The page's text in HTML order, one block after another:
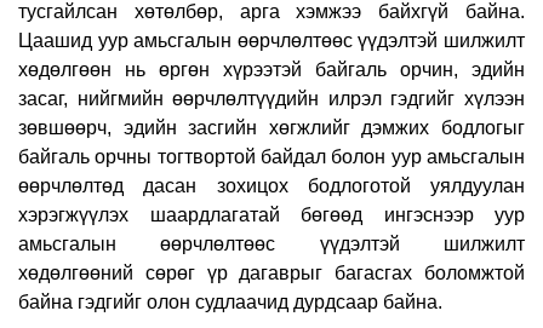
тусгайлсан хөтөлбөр, арга хэмжээ байхгүй байна.
Цаашид уур амьсгалын өөрчлөлтөөс үүдэлтэй шилжилт
хөдөлгөөн нь өргөн хүрээтэй байгаль орчин, эдийн
засаг, нийгмийн өөрчлөлтүүдийн илрэл гэдгийг хүлээн
зөвшөөрч, эдийн засгийн хөгжлийг дэмжих бодлогыг
байгаль орчны тогтвортой байдал болон уур амьсгалын
өөрчлөлтөд дасан зохицох бодлоготой уялдуулан
хэрэгжүүлэх шаардлагатай бөгөөд ингэснээр уур
амьсгалын өөрчлөлтөөс үүдэлтэй шилжилт
хөдөлгөөний сөрөг үр дагаврыг багасгах боломжтой
байна гэдгийг олон судлаачид дурдсаар байна.